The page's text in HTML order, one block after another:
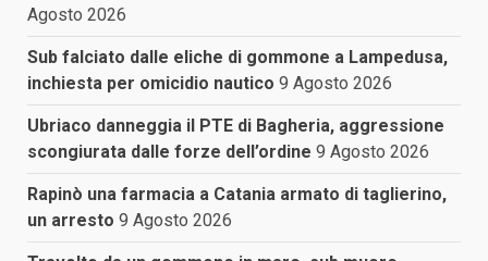
Agosto 2026
Sub falciato dalle eliche di gommone a Lampedusa,
inchiesta per omicidio nautico 9 Agosto 2026
Ubriaco danneggia il PTE di Bagheria, aggressione
scongiurata dalle forze dell’ordine 9 Agosto 2026
Rapinò una farmacia a Catania armato di taglierino,
un arresto 9 Agosto 2026